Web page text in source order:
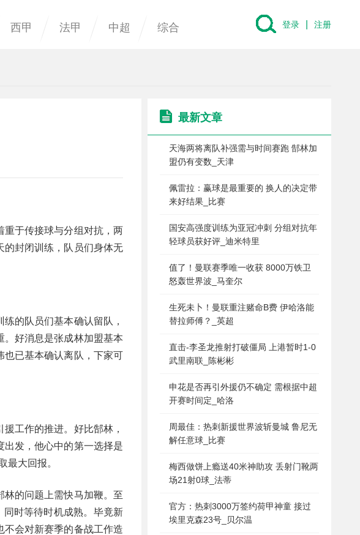
西甲 法甲 中超 综合 登录 注册
重于传接球与分组对抗，两
的封闭训练，队员们身体无
的队员们基本确认留队，
好消息是张成林加盟基本
也已基本确认离队，下家可
工作的推进。好比郜林，
发，他心中的第一选择是
最大回报。
林的问题上需快马加鞭。至
同时等待时机成熟。毕竟新
会对新赛季的备战工作造
最新文章
天海两将离队补强需与时间赛跑 郜林加
盟仍有变数_天津
佩雷拉：赢球是最重要的 换人的决定带
来好结果_比赛
国安高强度训练为亚冠冲刺 分组对抗年
轻球员获好评_迪米特里
值了！曼联赛季唯一收获 8000万铁卫
怒轰世界波_马奎尔
生死未卜！曼联重注赌命B费 伊哈洛能
替拉师傅？_英超
直击-李圣龙推射打破僵局 上港暂时1-0
武里南联_陈彬彬
申花是否再引外援仍不确定 需根据中超
开赛时间定_哈洛
周最佳：热刺新援世界波斩曼城 鲁尼无
解任意球_比赛
梅西做饼上瘾送40米神助攻 丢射门靴两
场21射0球_法蒂
官方：热刺3000万签约荷甲神童 接过
埃里克森23号_贝尔温